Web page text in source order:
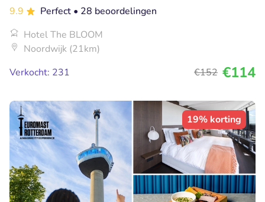
9.9 Perfect • 28 beoordelingen
Hotel The BLOOM
Noordwijk (21km)
Verkocht: 231
€152 €114
19% korting